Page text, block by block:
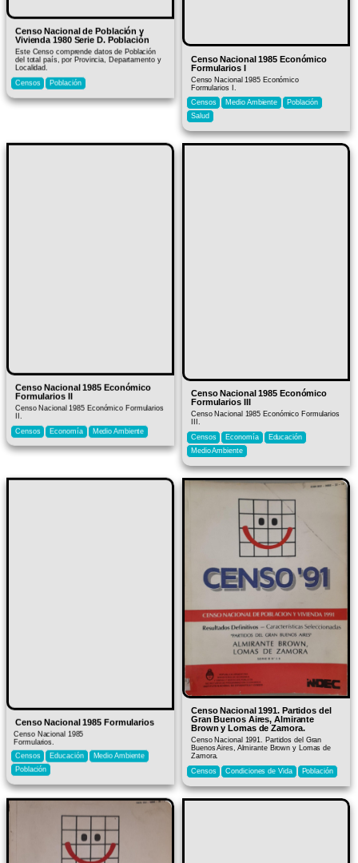
Censo Nacional de Población y
Vivienda 1980 Serie D. Población
Este Censo comprende datos de Población
del total país, por Provincia, Departamento y
Localidad.
Censos
Población
Censo Nacional 1985 Económico
Formularios I
Censo Nacional 1985 Económico
Formularios I.
Censos
Medio Ambiente
Población
Salud
Censo Nacional 1985 Económico
Formularios II
Censo Nacional 1985 Económico Formularios
II.
Censos
Economía Medio Ambiente
Censo Nacional 1985 Económico
Formularios III
Censo Nacional 1985 Económico Formularios
Censos
Economía
Educación
Medio Ambiente
Censo Nacional 1985 Formularios
Censo Nacional 1985
Formularios.
Censos
Educación
Medio Ambiente
Población
Censo Nacional 1991. Partidos del
Gran Buenos Aires, Almirante
Brown y Lomas de Zamora.​
Censo Nacional 1991. Partidos del Gran
Buenos Aires, Almirante Brown y Lomas de
Zamora.​
Censos
Condiciones de Vida Población